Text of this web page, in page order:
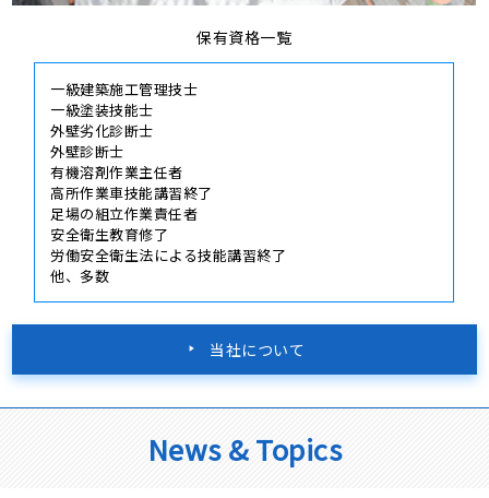
保有資格一覧
一級建築施工管理技士
一級塗装技能士
外壁劣化診断士
外壁診断士
有機溶剤作業主任者
高所作業車技能講習終了
足場の組立作業責任者
安全衛生教育修了
労働安全衛生法による技能講習終了
他、多数
当社について
News & Topics